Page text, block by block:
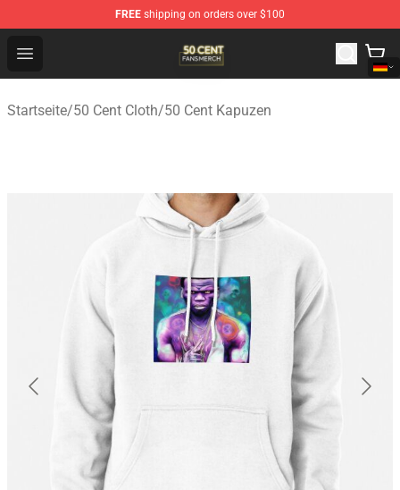
FREE shipping on orders over $100
Open menu
50 Cent Shop - Official 50 Cent Merchandise Store
Startseite/50 Cent Cloth/50 Cent Kapuzen